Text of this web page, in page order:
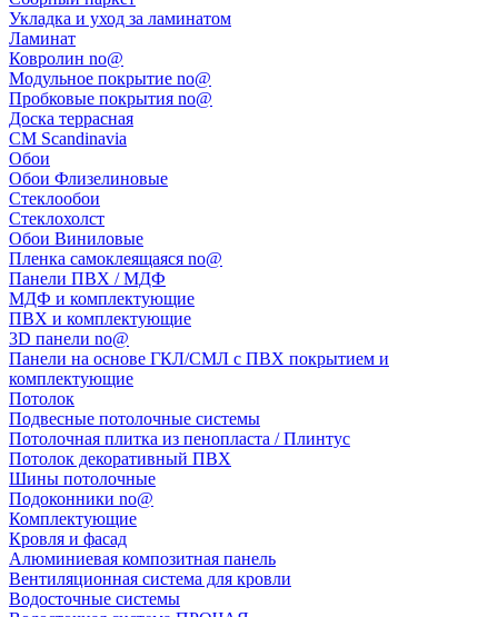
Укладка и уход за ламинатом
Ламинат
Ковролин no@
Модульное покрытие no@
Пробковые покрытия no@
Доска террасная
CM Scandinavia
Обои
Обои Флизелиновые
Стеклообои
Стеклохолст
Обои Виниловые
Пленка самоклеящаяся no@
Панели ПВХ / МДФ
МДФ и комплектующие
ПВХ и комплектующие
3D панели no@
Панели на основе ГКЛ/СМЛ с ПВХ покрытием и
комплектующие
Потолок
Подвесные потолочные системы
Потолочная плитка из пенопласта / Плинтус
Потолок декоративный ПВХ
Шины потолочные
Подоконники no@
Комплектующие
Кровля и фасад
Алюминиевая композитная панель
Вентиляционная система для кровли
Водосточные системы